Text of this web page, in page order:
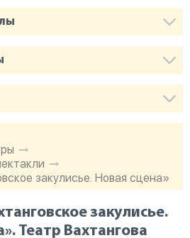
закулисье. Новая сцена»
закулисье.
Театр Вахтангова